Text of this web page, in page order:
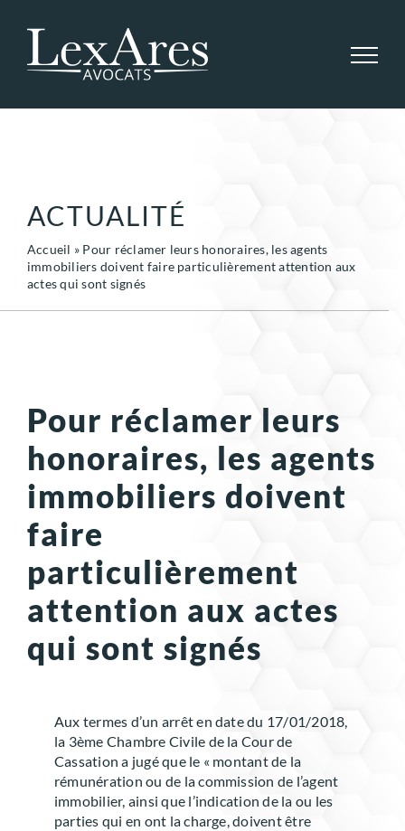
ACTUALITÉ
Accueil » Pour réclamer leurs honoraires, les agents
immobiliers doivent faire particulièrement attention aux
actes qui sont signés
Pour réclamer leurs
honoraires, les agents
immobiliers doivent
faire
particulièrement
attention aux actes
qui sont signés
Aux termes d’un arrêt en date du 17/01/2018,
la 3ème Chambre Civile de la Cour de
Cassation a jugé que le « montant de la
rémunération ou de la commission de l’agent
immobilier, ainsi que l’indication de la ou les
parties qui en ont la charge, doivent être